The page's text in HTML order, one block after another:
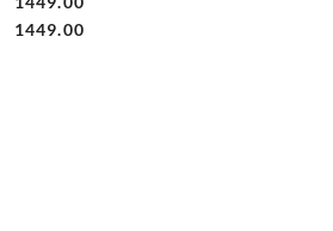
Cena:
Cena:
1449.00